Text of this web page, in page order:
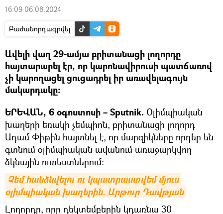
16:09 06.08.2024
Բաժանորդագրվել
Ավելի վաղ 29-ամյա բրիտանացի լողորդը
հայտարարել էր, որ կարոնավիրուսի պատճառով
չի կարողացել ցուցադրել իր առավելագույն
մակարդակը:
ԵՐԵՎԱՆ, 6 օգոստոսի – Sputnik. Օլիմպիական
խաղերի եռակի չեմպիոն, բրիտանացի լողորդ
Ադամ Փիթին հայտնել է, որ մարզիկները որդեր են
գտնում օլիմպիական ավանում առաջարկվող
ձկնային ուտեստներում:
Չեմ հանձնվելու ու կպատրաստվեմ մյուս
օլիմպիական խաղերին. Արթուր Դավթյան
Լողորդը, որը դեկտեմբերին կդառնա 30